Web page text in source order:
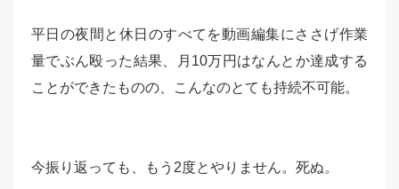
平日の夜間と休日のすべてを動画編集にささげ作業
量でぶん殴った結果、月10万円はなんとか達成する
ことができたものの、こんなのとても持続不可能。
今振り返っても、もう2度とやりません。死ぬ。